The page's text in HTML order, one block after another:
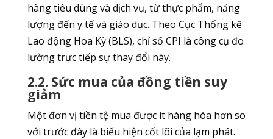
hàng tiêu dùng và dịch vụ, từ thực phẩm, năng
lượng đến y tế và giáo dục. Theo Cục Thống kê
Lao động Hoa Kỳ (BLS), chỉ số CPI là công cụ đo
lường trực tiếp sự thay đổi này.
2.2. Sức mua của đồng tiền suy
giảm
Một đơn vị tiền tệ mua được ít hàng hóa hơn so
với trước đây là biểu hiện cốt lõi của lạm phát.